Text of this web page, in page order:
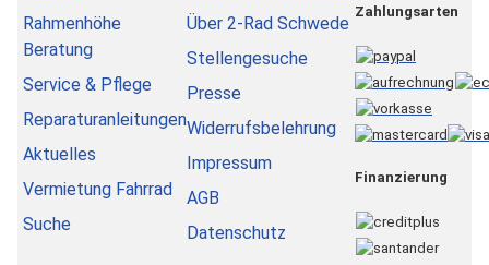
Rahmenhöhe
Beratung
Service & Pflege
Reparaturanleitungen
Aktuelles
Vermietung Fahrrad
Suche
Über 2-Rad Schwede
Stellengesuche
Presse
Widerrufsbelehrung
Impressum
AGB
Datenschutz
Zahlungsarten
Finanzierung